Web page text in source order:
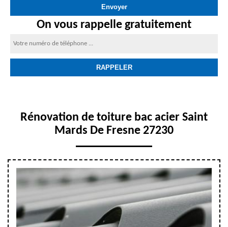
On vous rappelle gratuitement
Rénovation de toiture bac acier Saint
Mards De Fresne 27230